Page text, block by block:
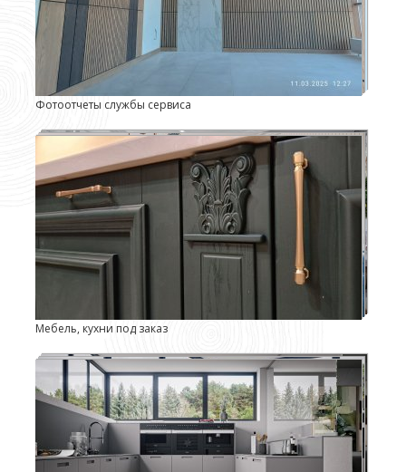
Фотоотчеты службы сервиса
Мебель, кухни под заказ